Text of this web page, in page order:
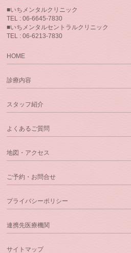
■いちメンタルクリニック
TEL : 06-6645-7830
■いちメンタルセントラルクリニック
TEL : 06-6213-7830
HOME
診療内容
スタッフ紹介
よくあるご質問
地図・アクセス
ご予約・お問合せ
プライバシーポリシー
連携先医療機関
サイトマップ